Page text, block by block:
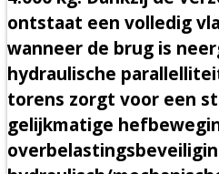
ontstaat een volledig
wanneer de brug is
hydraulische
torens zorgt voor een
gelijkmatige